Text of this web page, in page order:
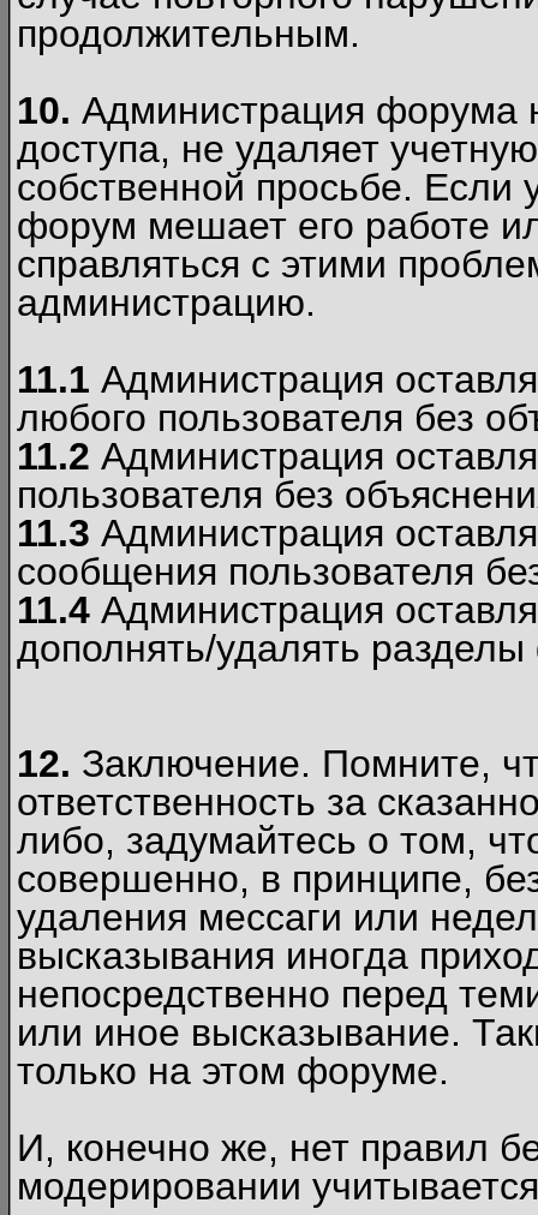
продолжительным.
10. Администрация форума
доступа, не удаляет
собственной просьбе. Если
форум мешает его работе
справляться с этими
администрацию.
11.1 Администрация
любого пользователя без
11.2 Администрация
пользователя без
11.3 Администрация
сообщения пользователя
11.4 Администрация
дополнять/удалять
12. Заключение. Помните,
ответственность за
либо, задумайтесь о том,
совершенно, в принципе,
удаления мессаги или
высказывания иногда
непосредственно перед
или иное высказывание.
только на этом форуме.
И, конечно же, нет правил
модерировании